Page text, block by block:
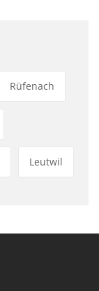
Rüfenach
Leutwil